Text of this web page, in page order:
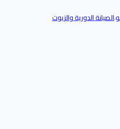
،الصيانة الدورية والزيوت